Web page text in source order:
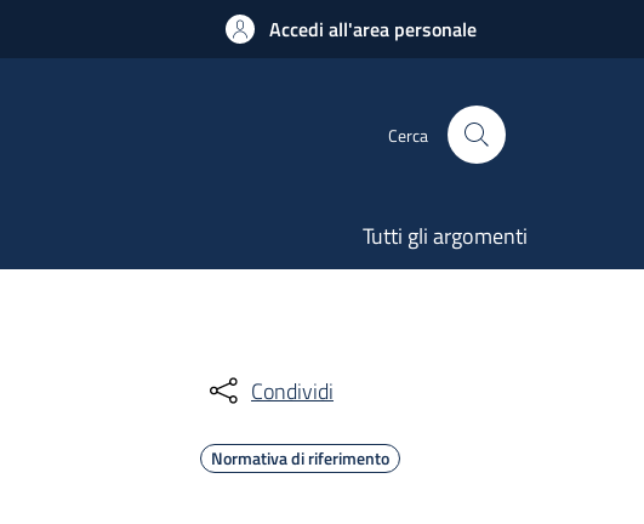
Accedi all'area personale
Cerca
Tutti gli argomenti
Condividi
Normativa di riferimento